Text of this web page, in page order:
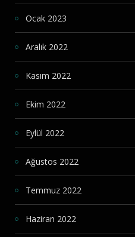
Ocak 2023
Aralık 2022
Kasım 2022
Ekim 2022
Eylül 2022
Ağustos 2022
Temmuz 2022
Haziran 2022